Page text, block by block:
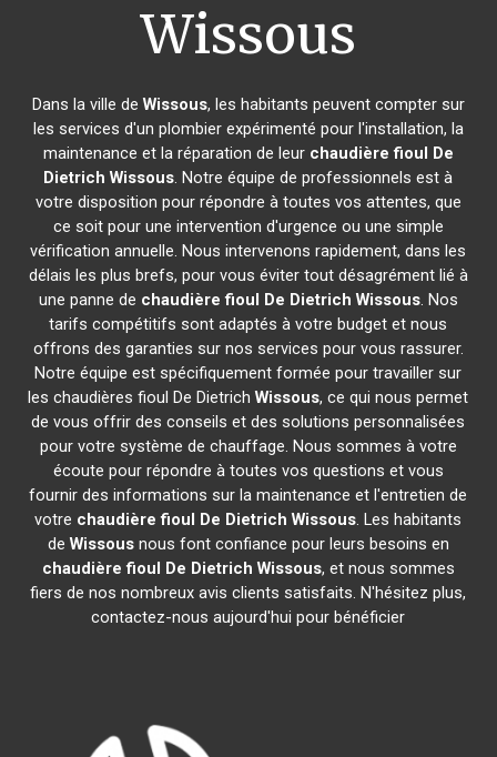
Wissous
Dans la ville de Wissous, les habitants peuvent compter sur
les services d'un plombier expérimenté pour l'installation, la
maintenance et la réparation de leur chaudière fioul De
Dietrich Wissous. Notre équipe de professionnels est à
votre disposition pour répondre à toutes vos attentes, que
ce soit pour une intervention d'urgence ou une simple
vérification annuelle. Nous intervenons rapidement, dans les
délais les plus brefs, pour vous éviter tout désagrément lié à
une panne de chaudière fioul De Dietrich Wissous. Nos
tarifs compétitifs sont adaptés à votre budget et nous
offrons des garanties sur nos services pour vous rassurer.
Notre équipe est spécifiquement formée pour travailler sur
les chaudières fioul De DietrichWissous, ce qui nous permet
de vous offrir des conseils et des solutions personnalisées
pour votre système de chauffage. Nous sommes à votre
écoute pour répondre à toutes vos questions et vous
fournir des informations sur la maintenance et l'entretien de
votre chaudière fioul De Dietrich Wissous. Les habitants
de Wissousnous font confiance pour leurs besoins en
chaudière fioul De Dietrich Wissous, et nous sommes
fiers de nos nombreux avis clients satisfaits. N'hésitez plus,
contactez-nous aujourd'hui pour bénéficier